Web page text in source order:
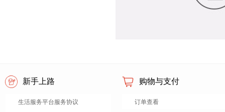
新手上路
生活服务平台服务协议
购物与支付
订单查看